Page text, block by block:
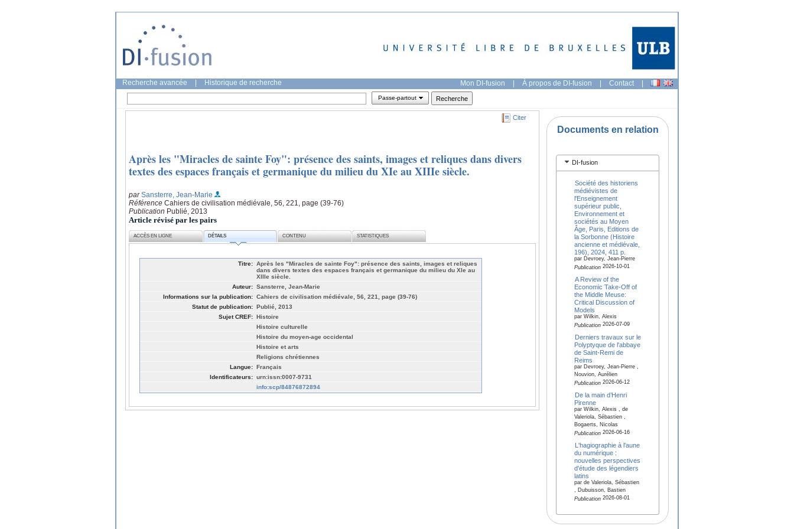
Recherche avancée Historique de recherche Mon DI-fusion | À propos de DI-fusion | Contact |
Passe-partout
Citer
Après les "Miracles de sainte Foy": présence des saints, images et reliques dans divers
textes des espaces français et germanique du milieu du XIe au XIIIe siècle.
parSansterre, Jean-Marie
Référence Cahiers de civilisation médiévale, 56, 221, page (39-76)
Publication Publié, 2013
Article révisé par les pairs
ACCÈS EN LIGNE DÉTAILS CONTENU STATISTIQUES
Titre: Après les "Miracles de sainte Foy": présence des saints, images et reliques
dans divers textes des espaces français et germanique du milieu du XIe au
XIIIe siècle.
Auteur: Sansterre, Jean-Marie
Informations sur la publication: Cahiers de civilisation médiévale, 56, 221, page (39-76)
Statut de publication: Publié, 2013
Sujet CREF: Histoire
Histoire culturelle
Histoire du moyen-age occidental
Histoire et arts
Religions chrétiennes
Langue: Français
Identificateurs: urn:issn:0007-9731
info:scp/84876872894
Documents en relation
DI-fusion
Société des historiens
médiévistes de
l'Enseignement
supérieur public,
Environnement et
sociétés au Moyen
Âge, Paris, Editions de
la Sorbonne (Histoire
ancienne et médiévale,
196), 2024, 411 p.
par Devroey, Jean-Pierre
Publication2026-10-01
A Review of the
Economic Take-Off of
the Middle Meuse:
Critical Discussion of
Models
par Wilkin, Alexis
Publication2026-07-09
Derniers travaux sur le
Polyptyque de l'abbaye
de Saint-Remi de
Reims
par Devroey, Jean-Pierre ,
Nouvion, Aurélien
Publication2026-06-12
De la main d’Henri
Pirenne
par Wilkin, Alexis , de
Valeriola, Sébastien ,
Bogaerts, Nicolas
Publication2026-06-16
L'hagiographie à l'aune
du numérique :
nouvelles perspectives
d'étude des légendiers
latins
par de Valeriola, Sébastien
, Dubuisson, Bastien
Publication2026-08-01